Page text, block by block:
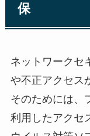
保
ネットワークセ
や不正アクセス
そのためには、
利用したアクセ